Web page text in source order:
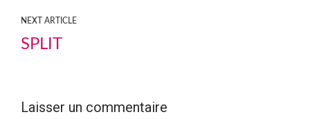
NEXT ARTICLE
SPLIT
Laisser un commentaire